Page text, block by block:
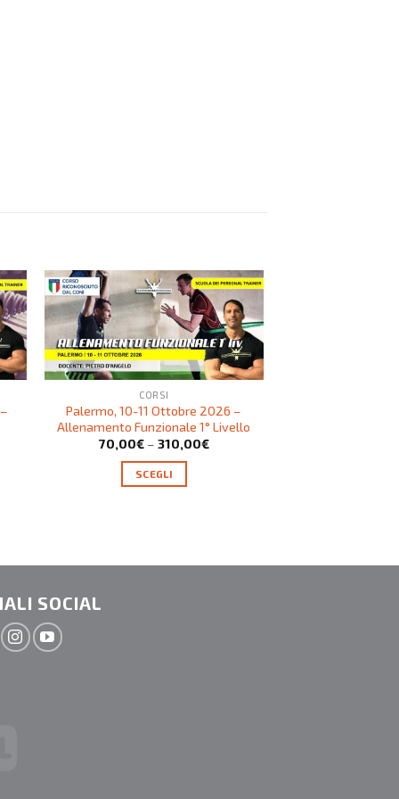
CORSI
Palermo, 10-11 Ottobre 2026 –
Allenamento Funzionale 1° Livello
70,00€– 310,00€
SCEGLI
SOCIAL